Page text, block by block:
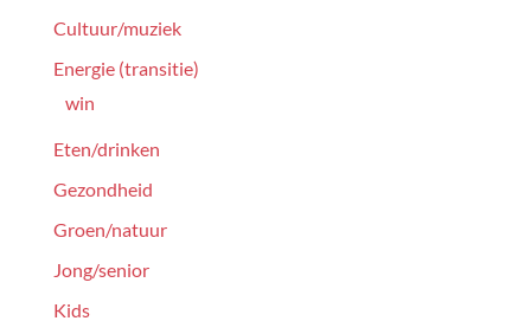
Cultuur/muziek
Energie (transitie)
win
Eten/drinken
Gezondheid
Groen/natuur
Jong/senior
Kids